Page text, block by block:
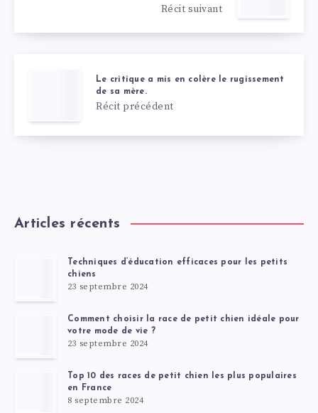
Récit suivant
Le critique a mis en colère le rugissement
de sa mère.
Récit précédent
Articles récents
Techniques d’éducation efficaces pour les petits
chiens
23 septembre 2024
Comment choisir la race de petit chien idéale pour
votre mode de vie ?
23 septembre 2024
Top 10 des races de petit chien les plus populaires
en France
8 septembre 2024